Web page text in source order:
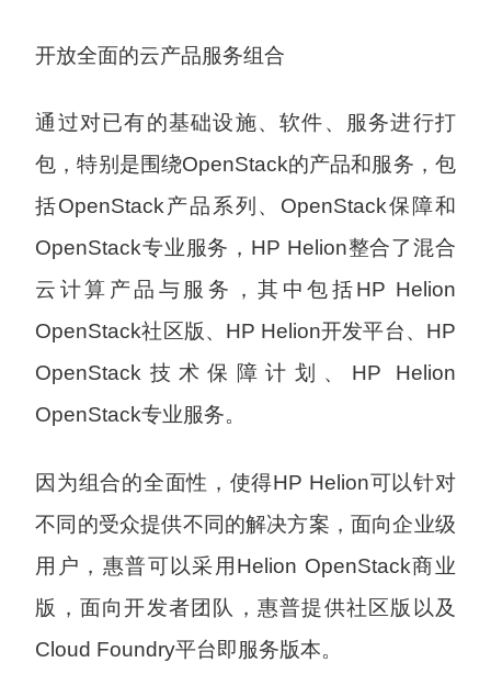
开放全面的云产品服务组合
通过对已有的基础设施、软件、服务进行打
包，特别是围绕OpenStack的产品和服务，包
括OpenStack产品系列、OpenStack保障和
OpenStack专业服务，HP Helion整合了混合
云计算产品与服务，其中包括HP Helion
OpenStack社区版、HP Helion开发平台、HP
OpenStack技术保障计划、HP Helion
OpenStack专业服务。
因为组合的全面性，使得HP Helion可以针对
不同的受众提供不同的解决方案，面向企业级
用户，惠普可以采用Helion OpenStack商业
版，面向开发者团队，惠普提供社区版以及
Cloud Foundry平台即服务版本。